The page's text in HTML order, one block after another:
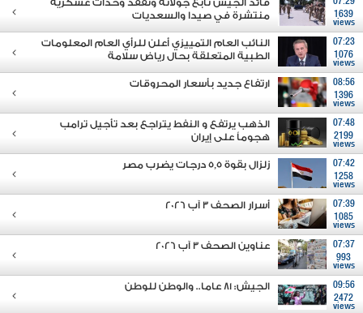
1639
views
قائد الجيش تابع جولاته وتفقَد وحدات عسكرية
منتشرة في صيدا والسعديات
07:23
1076
views
النائب العام التمييزي أعلن للرأي العام المعلومات
الطبية المتعلقة بحال رياض سلامة
08:56
1396
views
ارتفاع جديد بأسعار المحروقات
07:48
2199
views
الذهب يرتفع و النفط يتراجع بعد تأجيل ترامب
هجوماً على إيران
07:42
1258
views
زلزال بقوة 5,5 درجات يضرب مصر
07:39
1085
views
أسرار الصحف 3 آب 2026
07:37
993
views
عناوين الصحف 3 آب 2026
09:56
2472
views
الجيش: 81 عاما.. والوطن للوطن